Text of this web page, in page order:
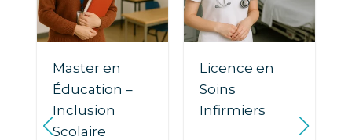
Master en
Éducation –
Inclusion
Scolaire
Licence en
Soins
Infirmiers